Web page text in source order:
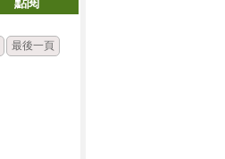
最後一頁